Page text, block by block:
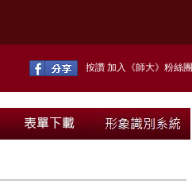
按讚 加入《師大》粉絲團